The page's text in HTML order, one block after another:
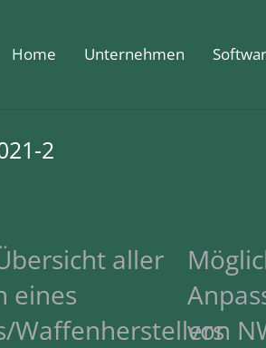
Home Unternehmen
2
aller
eines
Waffenherstellers
von